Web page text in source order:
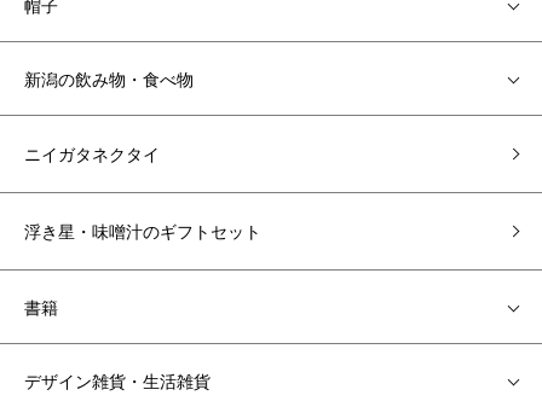
帽子
新潟の飲み物・食べ物
ニイガタネクタイ
浮き星・味噌汁のギフトセット
書籍
デザイン雑貨・生活雑貨